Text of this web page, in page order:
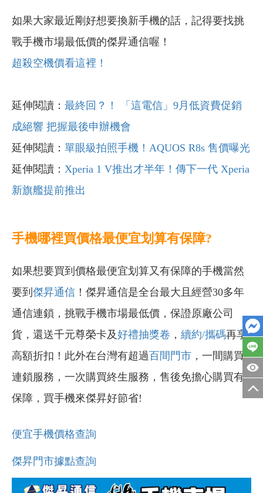
如果大家最近剛好想要換新手機的話，記得要找挑
戰手機市場最低價的傑昇通信喔！
超殺空機價看這裡！
延伸閱讀： 最終回？！ 「這電信」9月低資費促銷
成絕響 把握最後申辦機會
延伸閱讀： 單眼級拍照手機！AQUOS R8s 售價曝光
延伸閱讀： Xperia 1 V推出才半年！傳下一代 Xperia
新旗艦提前推出
手機哪裡買價格最便宜划算有保障?
如果想要買到價格最便宜划算又有保障的手機當然
要到 傑昇通信 ！傑昇通信是全台最大且經營30多年
通信連鎖，挑戰手機市場最低價，保證原廠公司
貨，還送千元尊榮卡及好禮抽獎卷 ， 續約/攜碼再享
高額折扣！此外在台灣有超過百間門市 ，一間購買
連鎖服務，一次購買終生服務，售後免擔心購買有
保障，買手機來傑昇好節省!
便宜手機價格查詢
傑昇門市據點查詢